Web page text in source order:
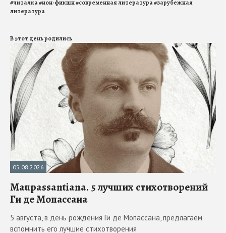
#читалка#нон-фикшн#современная литература#зарубежная
литература
В этот день родились
05.08.2026
Maupassantiana. 5 лучших стихотворений
Ги де Мопассана
5 августа, в день рождения Ги де Мопассана, предлагаем
вспомнить его лучшие стихотворения